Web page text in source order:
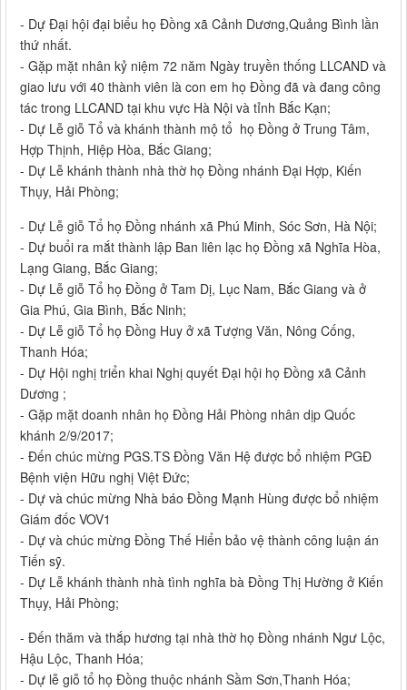
- Dự Đại hội đại biểu họ Đồng xã Cảnh Dương,Quảng Bình lần
thứ nhất.
- Gặp mặt nhân kỷ niệm 72 năm Ngày truyền thống LLCAND và
giao lưu với 40 thành viên là con em họ Đồng đã và đang công
tác trong LLCAND tại khu vực Hà Nội và tỉnh Bắc Kạn;
- Dự Lễ giỗ Tổ và khánh thành mộ tổ họ Đồng ở Trung Tâm,
Hợp Thịnh, Hiệp Hòa, Bắc Giang;
- Dự Lễ khánh thành nhà thờ họ Đồng nhánh Đại Hợp, Kiến
Thụy, Hải Phòng;
- Dự Lễ giỗ Tổ họ Đồng nhánh xã Phú Minh, Sóc Sơn, Hà Nội;
- Dự buổi ra mắt thành lập Ban liên lạc họ Đồng xã Nghĩa Hòa,
Lạng Giang, Bắc Giang;
- Dự Lễ giỗ Tổ họ Đồng ở Tam Dị, Lục Nam, Bắc Giang và ở
Gia Phú, Gia Bình, Bắc Ninh;
- Dự Lễ giỗ Tổ họ Đồng Huy ở xã Tượng Văn, Nông Cống,
Thanh Hóa;
- Dự Hội nghị triển khai Nghị quyết Đại hội họ Đồng xã Cảnh
Dương ;
- Gặp mặt doanh nhân họ Đồng Hải Phòng nhân dịp Quốc
khánh 2/9/2017;
- Đến chúc mừng PGS.TS Đồng Văn Hệ được bổ nhiệm PGĐ
Bệnh viện Hữu nghị Việt Đức;
- Dự và chúc mừng Nhà báo Đồng Mạnh Hùng được bổ nhiệm
Giám đốc VOV1
- Dự và chúc mừng Đồng Thế Hiển bảo vệ thành công luận án
Tiến sỹ.
- Dự Lễ khánh thành nhà tình nghĩa bà Đồng Thị Hường ở Kiến
Thụy, Hải Phòng;
- Đến thăm và thắp hương tại nhà thờ họ Đồng nhánh Ngư Lộc,
Hậu Lộc, Thanh Hóa;
- Dự lễ giỗ tổ họ Đồng thuộc nhánh Sầm Sơn,Thanh Hóa;